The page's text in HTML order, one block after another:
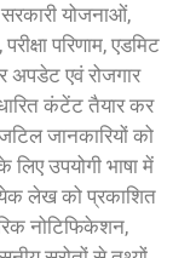
योजनाओं,
परिणाम, एडमिट
अपडेट एवं रोजगार
कंटेंट तैयार कर
जानकारियों को
उपयोगी भाषा में
लेख को प्रकाशित
नोटिफिकेशन,